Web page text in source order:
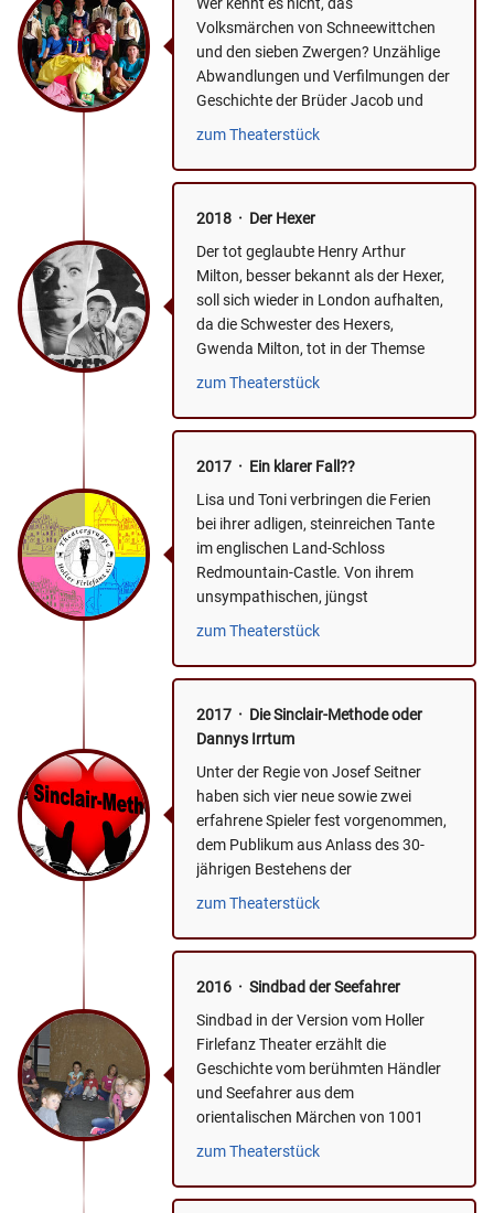
Volksmärchen von Schneewittchen
und den sieben Zwergen? Unzählige
Abwandlungen und Verfilmungen der
Geschichte der Brüder Jacob und
Wilhelm Grimm sind in aller Welt und
zum Theaterstück
2018 · Der Hexer
Der tot geglaubte Henry Arthur
Milton, besser bekannt als der Hexer,
soll sich wieder in London aufhalten,
da die Schwester des Hexers,
Gwenda Milton, tot in der Themse
gefunden wurde. Die Jagd...
zum Theaterstück
2017 · Ein klarer Fall??
Lisa und Toni verbringen die Ferien
bei ihrer adligen, steinreichen Tante
im englischen Land-Schloss
Redmountain-Castle. Von ihrem
unsympathischen, jüngst
geehelichten Gatten bekommt die
zum Theaterstück
2017 · Die Sinclair-Methode oder
Dannys Irrtum
Unter der Regie von Josef Seitner
haben sich vier neue sowie zwei
erfahrene Spieler fest vorgenommen,
dem Publikum aus Anlass des 30-
jährigen Bestehens der
Theatergruppe wieder einen
zum Theaterstück
2016 · Sindbad der Seefahrer
Sindbad in der Version vom Holler
Firlefanz Theater erzählt die
Geschichte vom berühmten Händler
und Seefahrer aus dem
orientalischen Märchen von 1001
Nacht. Wie er und seine loyalen
zum Theaterstück